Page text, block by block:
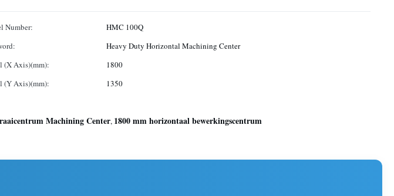
Number:
HMC 100Q
Heavy Duty Horizontal Machining Center
(X Axis)(mm):
1800
(Y Axis)(mm):
1350
Machining Center, 1800 mm horizontaal bewerkingscentrum